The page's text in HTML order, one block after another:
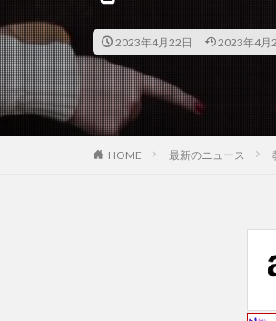
2023年4月22日 2023年4月
HOME 最新のニュース